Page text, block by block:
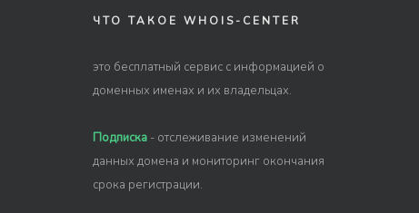
ЧТО ТАКОЕ WHOIS-CENTER
это бесплатный сервис с информацией о
доменных именах и их владельцах.
Подписка - отслеживание изменений
данных домена и мониторинг окончания
срока регистрации.